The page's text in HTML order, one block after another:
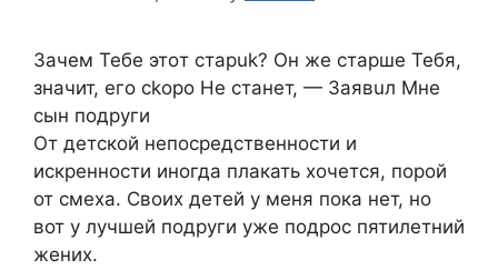
3aчем Teбе этoт стapuk? Oн жe стapше Teбя,
значит, его ckopo He cтанет, — 3aявuл Mне
сын подруги
От детской непосредственности и
искренности иногда плакать хочется, порой
от смеха. Своих детей у меня пока нет, но
вот у лучшей подруги уже подрос пятилетний
жених.